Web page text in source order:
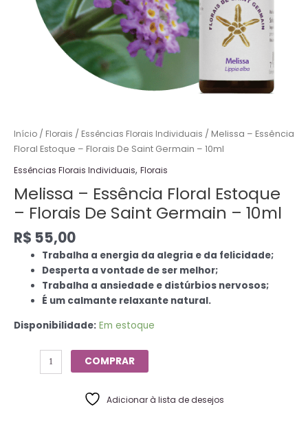
Início / Florais / Essências Florais Individuais / Melissa – Essência
Floral Estoque – Florais De Saint Germain – 10ml
Essências Florais Individuais, Florais
Melissa – Essência Floral Estoque
– Florais De Saint Germain – 10ml
R$ 55,00
Trabalha a energia da alegria e da felicidade;
Desperta a vontade de ser melhor;
Trabalha a ansiedade e distúrbios nervosos;
É um calmante relaxante natural.
Disponibilidade: Em estoque
quantidade
COMPRAR
Adicionar à lista de desejos